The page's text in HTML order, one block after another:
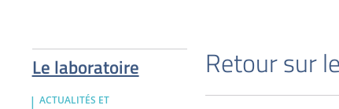
Le laboratoire
ACTUALITÉS ET
Retour sur